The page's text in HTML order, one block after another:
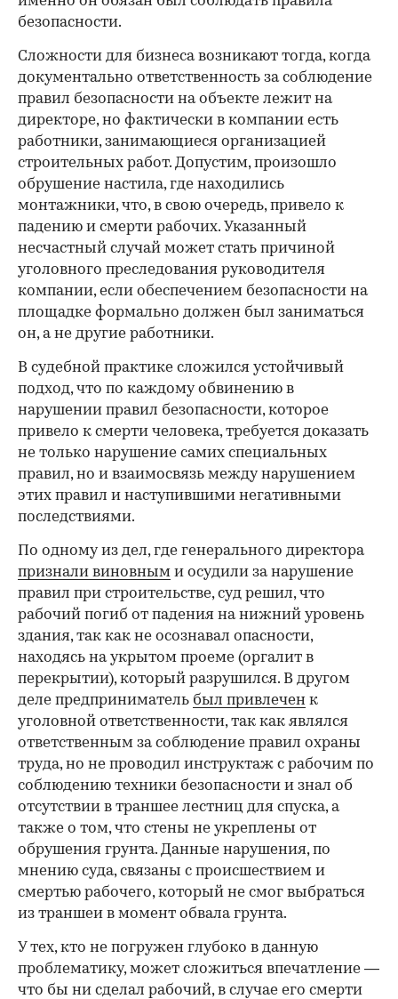
безопасности.
Сложности для бизнеса возникают тогда, когда
документально ответственность за соблюдение
правил безопасности на объекте лежит на
директоре, но фактически в компании есть
работники, занимающиеся организацией
строительных работ. Допустим, произошло
обрушение настила, где находились
монтажники, что, в свою очередь, привело к
падению и смерти рабочих. Указанный
несчастный случай может стать причиной
уголовного преследования руководителя
компании, если обеспечением безопасности на
площадке формально должен был заниматься
он, а не другие работники.
В судебной практике сложился устойчивый
подход, что по каждому обвинению в
нарушении правил безопасности, которое
привело к смерти человека, требуется доказать
не только нарушение самих специальных
правил, но и взаимосвязь между нарушением
этих правил и наступившими негативными
последствиями.
По одному из дел, где генерального директора
признали виновным и осудили за нарушение
правил при строительстве, суд решил, что
рабочий погиб от падения на нижний уровень
здания, так как не осознавал опасности,
находясь на укрытом проеме (оргалит в
перекрытии), который разрушился. В другом
деле предприниматель был привлечен к
уголовной ответственности, так как являлся
ответственным за соблюдение правил охраны
труда, но не проводил инструктаж с рабочим по
соблюдению техники безопасности и знал об
отсутствии в траншее лестниц для спуска, а
также о том, что стены не укреплены от
обрушения грунта. Данные нарушения, по
мнению суда, связаны с происшествием и
смертью рабочего, который не смог выбраться
из траншеи в момент обвала грунта.
У тех, кто не погружен глубоко в данную
проблематику, может сложиться впечатление —
что бы ни сделал рабочий, в случае его смерти